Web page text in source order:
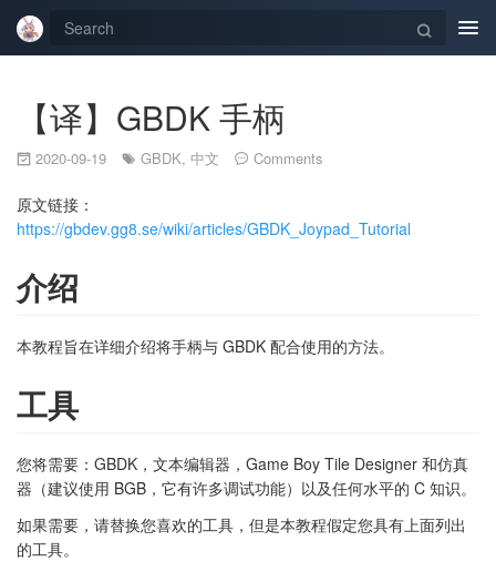
【译】GBDK 手柄
2020-09-19 GBDK, 中文 Comments
原文链接：
https://gbdev.gg8.se/wiki/articles/GBDK_Joypad_Tutorial
介绍
本教程旨在详细介绍将手柄与 GBDK 配合使用的方法。
工具
您将需要：GBDK，文本编辑器，Game Boy Tile Designer 和仿真
器（建议使用 BGB，它有许多调试功能）以及任何水平的 C 知识。
如果需要，请替换您喜欢的工具，但是本教程假定您具有上面列出
的工具。